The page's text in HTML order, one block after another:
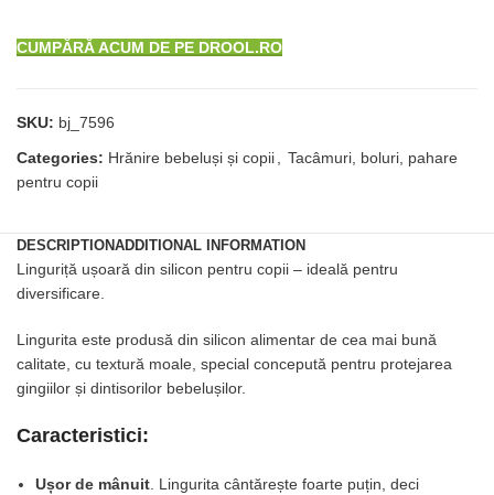
CUMPĂRĂ ACUM DE PE DROOL.RO
SKU: bj_7596
Categories: Hrănire bebeluși și copii, Tacâmuri, boluri, pahare
pentru copii
DESCRIPTIONADDITIONAL INFORMATION
Linguriță ușoară din silicon pentru copii – ideală pentru
diversificare.
Lingurita este produsă din silicon alimentar de cea mai bună
calitate, cu textură moale, special concepută pentru protejarea
gingiilor și dintisorilor bebelușilor.
Caracteristici:
Ușor de mânuit. Lingurita cântărește foarte puțin, deci